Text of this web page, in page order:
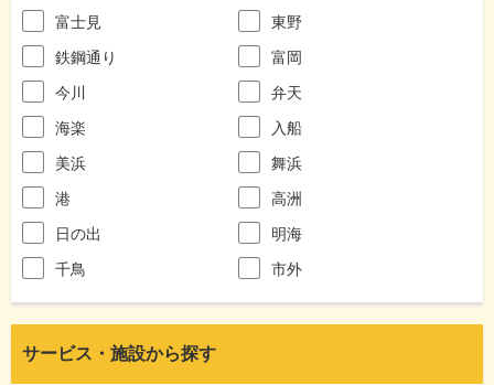
富士見
東野
鉄鋼通り
富岡
今川
弁天
海楽
入船
美浜
舞浜
港
高洲
日の出
明海
千鳥
市外
サービス・施設から探す